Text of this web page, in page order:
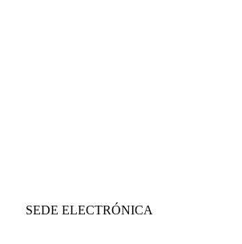
SEDE ELECTRÓNICA